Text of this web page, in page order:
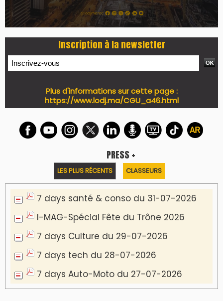
Inscription à la newsletter
Plus d'informations sur cette page :
https://www.lodj.ma/CGU_a46.html
PRESS +
LES PLUS RÉCENTS CLASSEURS
7 days santé & conso du 31-07-2026
I-MAG-Spécial Fête du Trône 2026
7 days Culture du 29-07-2026
7 days tech du 28-07-2026
7 days Auto-Moto du 27-07-2026